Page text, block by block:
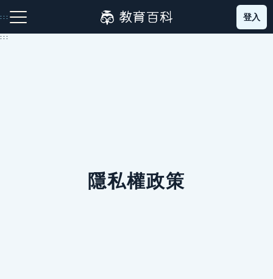
到
主
::: 登入
:::
隱私權政策